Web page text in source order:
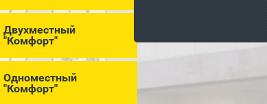
Двухместный
"Комфорт"
Одноместный
"Комфорт"